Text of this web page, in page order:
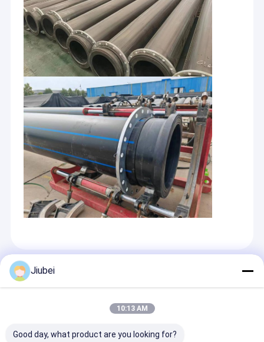
推奨する製品
Jiubei
10:13 AM
Good day, what product are you looking for?